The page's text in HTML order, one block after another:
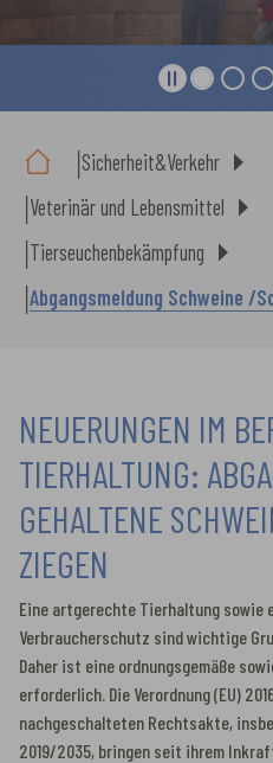
Sicherheit&Verkehr
Veterinär und Lebensmittel
Tierseuchenbekämpfung
Abgangsmeldung Schweine /
NEUERUNGEN IM
TIERHALTUNG:
GEHALTENE
ZIEGEN
Eine artgerechte Tierhaltung sowie
Verbraucherschutz sind wichtige
Daher ist eine ordnungsgemäße
erforderlich. Die Verordnung (EU)
nachgeschalteten Rechtsakte,
2019/2035, bringen seit ihrem